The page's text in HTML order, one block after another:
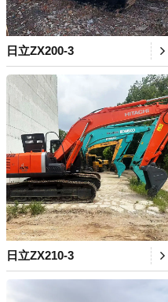
日立ZX200-3
日立ZX210-3